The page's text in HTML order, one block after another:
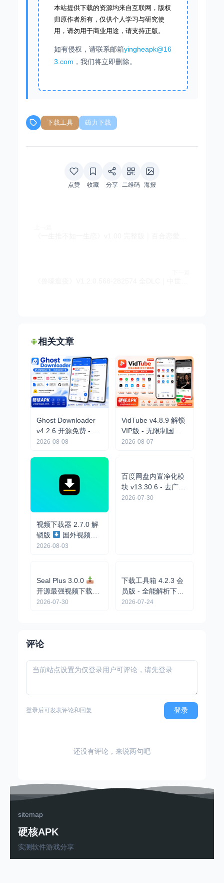
本站提供下载的资源均来自互联网，版权
归原作者所有，仅供个人学习与研究使
用，请勿用于商业用途，请支持正版。
如有侵权，请联系邮箱yingheapk@16
3.com ，我们将立即删除。
下载工具 磁力下载
点赞 收藏 分享 二维码 海报
相关文章
Ghost Downloader
v4.2.6 开源免费 - AI
智能加速下载/支持磁
2026-08-08
VidTube v4.8.9 解锁
VIP版 - 无限制国内
外视频下载器/支持多
2026-08-07
视频下载器 2.7.0 解
锁版
国外视频下
载器，支持国外主流
2026-08-03
Seal Plus 3.0.0
开源最强视频下载
器，支持1000+平台
2026-07-30
下载工具箱 4.2.3 会
员版 - 全能解析下载/
支持56种下载协议
2026-07-24
评论
登录后可发表评论和回复 登录
还没有评论，来说两句吧
sitemap
硬核APK
实测软件游戏分享